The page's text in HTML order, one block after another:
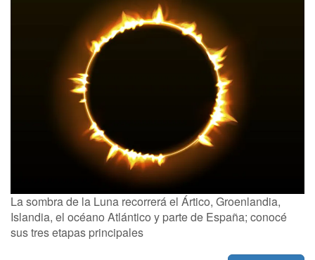
La sombra de la Luna recorrerá el Ártico, Groenlandia,
Islandia, el océano Atlántico y parte de España; conocé
sus tres etapas principales